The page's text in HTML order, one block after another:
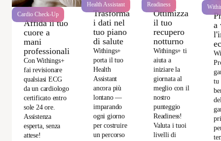
Cardio Check-Up
Affida il tuo
cuore a
mani
professionali
Con Withings+
fai revisionare
qualsiasi ECG
da un cardiologo
certificato entro
sole 24 ore.
Assistenza
esperta, senza
attese!
Health Assistant
Trasforma
i dati nel
tuo piano
di salute
Withings+
porta il tuo
Health
Assistant
ancora più
lontano —
imparando
ogni giorno
per costruire
un percorso
Readiness
Ottimizza
il tuo
recupero
notturno
Withings+ ti
aiuta a
iniziare la
giornata al
meglio con il
nostro
punteggio
Readiness!
Valuta i tuoi
livelli di
a
tu